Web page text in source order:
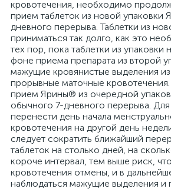
кровотечения, необходимо
прием таблеток из новой упаковки
дневного перерыва. Таблетки из
приниматься так долго, как это
тех пор, пока таблетки из упаковки
фоне приема препарата из второй
мажущие кровянистые выделения из
прорывные маточные
прием Ярины® из очередной
обычного 7-дневного перерыва. Для
перенести день начала
кровотечения на другой день
следует сократить ближайший
таблеток на столько дней, на
короче интервал, тем выше риск,
кровотечения отмены, и в
наблюдаться мажущие выделения и